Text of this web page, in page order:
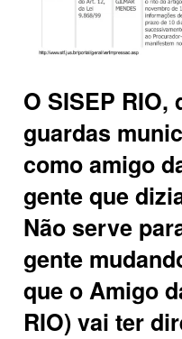
O SISEP RIO,
guardas
como amigo
gente que
Não serve
gente
que o Amigo
RIO) vai ter